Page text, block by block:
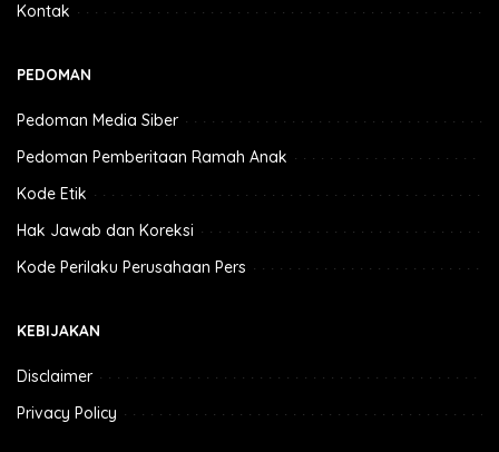
Kontak
PEDOMAN
Pedoman Media Siber
Pedoman Pemberitaan Ramah Anak
Kode Etik
Hak Jawab dan Koreksi
Kode Perilaku Perusahaan Pers
KEBIJAKAN
Disclaimer
Privacy Policy